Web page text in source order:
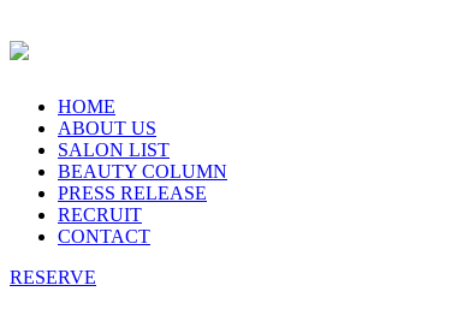
HOME
ABOUT US
SALON LIST
BEAUTY COLUMN
PRESS RELEASE
RECRUIT
CONTACT
RESERVE